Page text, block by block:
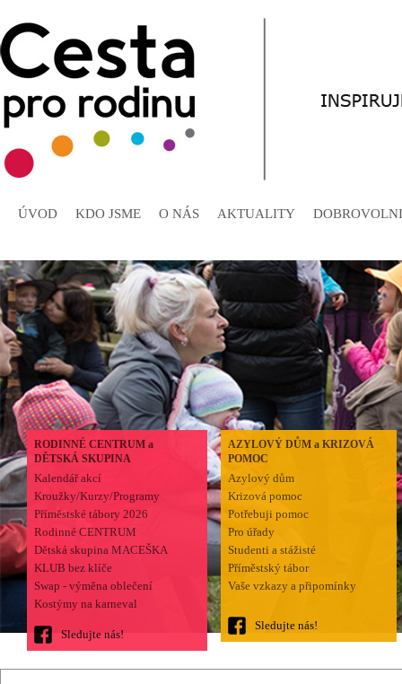
ÚVOD KDO JSME O NÁS AKTUALITY
RODINNÉ CENTRUM a
DĚTSKÁ SKUPINA
Kalendář akcí
Kroužky/Kurzy/Programy
Příměstské tábory 2026
Rodinné CENTRUM
Dětská skupina MACEŠKA
KLUB bez klíče
Swap - výměna oblečení
Kostýmy na karneval
Sledujte nás!
AZYLOVÝ DŮM a KRIZOVÁ
POMOC
Azylový dům
Krizová pomoc
Potřebuji pomoc
Pro úřady
Studenti a stážisté
Příměstský tábor
Vaše vzkazy a připomínky
Sledujte nás!